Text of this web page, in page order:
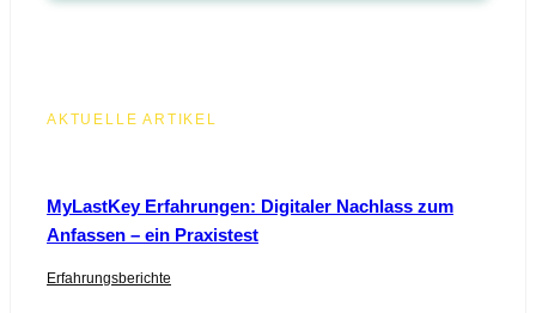
AKTUELLE ARTIKEL
MyLastKey Erfahrungen: Digitaler Nachlass zum
Anfassen – ein Praxistest
Erfahrungsberichte